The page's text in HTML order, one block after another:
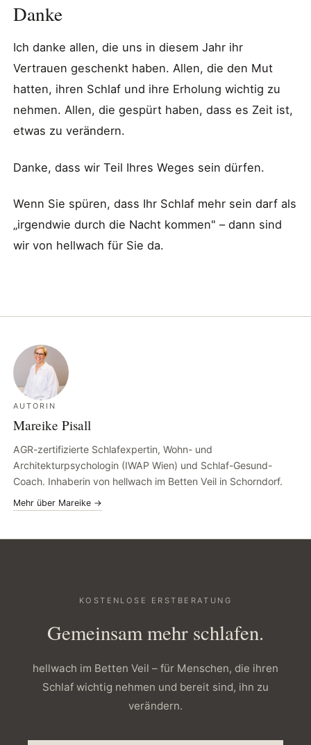
Danke
Ich danke allen, die uns in diesem Jahr ihr
Vertrauen geschenkt haben. Allen, die den Mut
hatten, ihren Schlaf und ihre Erholung wichtig zu
nehmen. Allen, die gespürt haben, dass es Zeit ist,
etwas zu verändern.
Danke, dass wir Teil Ihres Weges sein dürfen.
Wenn Sie spüren, dass Ihr Schlaf mehr sein darf als
„irgendwie durch die Nacht kommen" – dann sind
wir von hellwach für Sie da.
AUTORIN
Mareike Pisall
AGR-zertifizierte Schlafexpertin, Wohn- und
Architekturpsychologin (IWAP Wien) und Schlaf-Gesund-
Coach. Inhaberin von hellwach im Betten Veil in Schorndorf.
Mehr über Mareike →
KOSTENLOSE ERSTBERATUNG
Gemeinsam mehr schlafen.
hellwach im Betten Veil – für Menschen, die ihren
Schlaf wichtig nehmen und bereit sind, ihn zu
verändern.